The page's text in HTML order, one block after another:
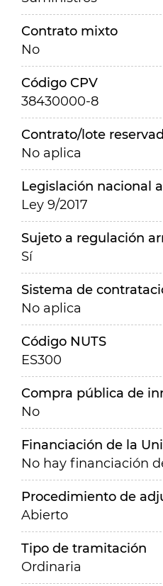
Contrato mixto
No
Código CPV
38430000-8
Contrato/lote
No aplica
Legislación nacional
Ley 9/2017
Sujeto a regulación
Sí
Sistema de
No aplica
Código NUTS
ES300
Compra pública de
No
Financiación de la
No hay financiación
Procedimiento de
Abierto
Tipo de tramitación
Ordinaria